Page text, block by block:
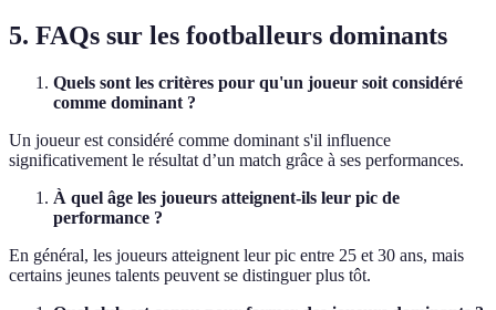
5. FAQs sur les footballeurs dominants
Quels sont les critères pour qu'un joueur soit considéré
comme dominant ?
Un joueur est considéré comme dominant s'il influence
significativement le résultat d’un match grâce à ses performances.
À quel âge les joueurs atteignent-ils leur pic de
performance ?
En général, les joueurs atteignent leur pic entre 25 et 30 ans, mais
certains jeunes talents peuvent se distinguer plus tôt.